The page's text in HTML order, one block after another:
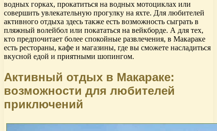
водных горках, прокатиться на водных мотоциклах или
совершить увлекательную прогулку на яхте. Для любителей
активного отдыха здесь также есть возможность сыграть в
пляжный волейбол или покататься на вейкборде. А для тех,
кто предпочитает более спокойные развлечения, в Макараке
есть рестораны, кафе и магазины, где вы сможете насладиться
вкусной едой и приятными шопингом.
Активный отдых в Макараке:
возможности для любителей
приключений